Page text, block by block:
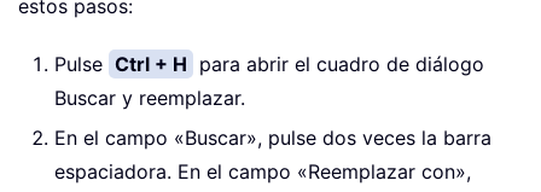
estos pasos:
Pulse Ctrl + H para abrir el cuadro de diálogo
Buscar y reemplazar.
En el campo «Buscar», pulse dos veces la barra
espaciadora. En el campo «Reemplazar con»,